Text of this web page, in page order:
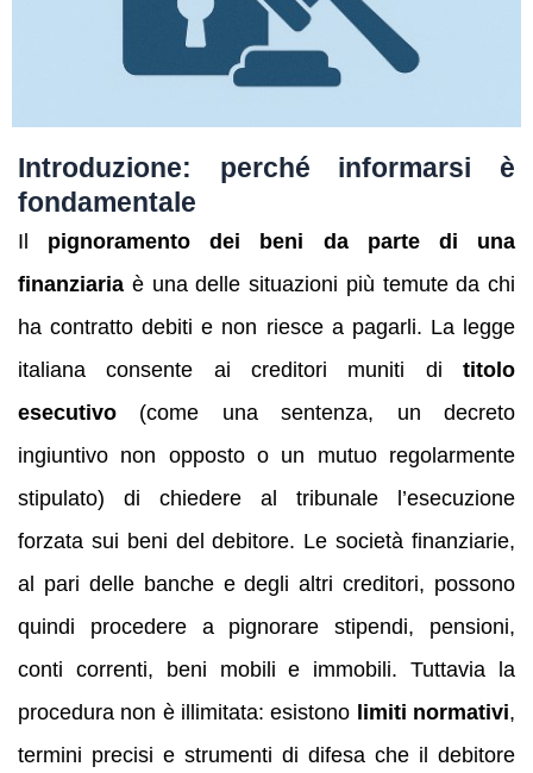
Introduzione: perché informarsi è
fondamentale
Il pignoramento dei beni da parte di una
finanziaria è una delle situazioni più temute da chi
ha contratto debiti e non riesce a pagarli. La legge
italiana consente ai creditori muniti di titolo
esecutivo (come una sentenza, un decreto
ingiuntivo non opposto o un mutuo regolarmente
stipulato) di chiedere al tribunale l’esecuzione
forzata sui beni del debitore. Le società finanziarie,
al pari delle banche e degli altri creditori, possono
quindi procedere a pignorare stipendi, pensioni,
conti correnti, beni mobili e immobili. Tuttavia la
procedura non è illimitata: esistono limiti normativi,
termini precisi e strumenti di difesa che il debitore